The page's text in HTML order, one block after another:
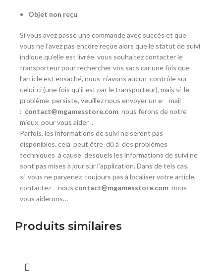
Objet non reçu
Si vous avez passé une commande avec succès et que
vous ne l’avez pas encore reçue alors que le statut de suivi
indique qu’elle est livrée. vous souhaitez contacter le
transporteur pour rechercher vos sacs car une fois que
l’article est ensaché, nous n’avons aucun contrôle sur
celui-ci (une fois qu’il est par le transporteur), mais si le
problème persiste, veuillez nous envoyer un e- mail
: contact@mgamesstore.com nous ferons de notre
mieux pour vous aider .
Parfois, les informations de suivi ne seront pas
disponibles. cela peut être dû à des problèmes
techniques à cause desquels les informations de suivi ne
sont pas mises à jour sur l’application. Dans de tels cas,
si vous ne parvenez toujours pas à localiser votre article,
contactez- nous contact@mgamesstore.com nous
vous aiderons…
Produits similaires